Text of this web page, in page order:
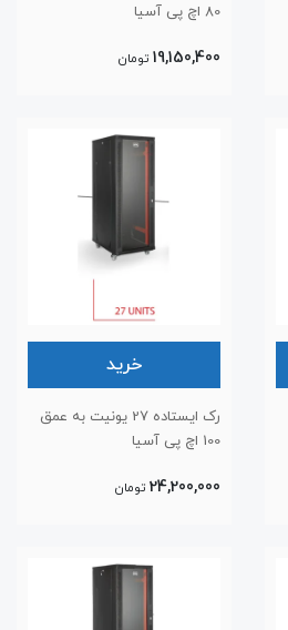
80 اچ پی آسیا
19,150,400 تومان
خرید
رک ایستاده 27 یونیت به عمق
100 اچ پی آسیا
24,200,000 تومان